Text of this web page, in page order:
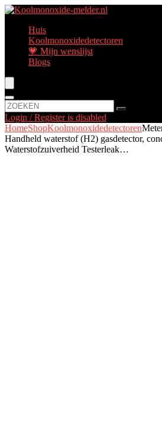
Huis
Koolmonoxidedetectoren
💗 Mijn wenslijst
Blogs
Login / Register is disabled
HomeShopKoolmonoxidedetectoren
Handheld waterstof (H2) gasdetector,
Waterstofzuiverheid Testerleak…